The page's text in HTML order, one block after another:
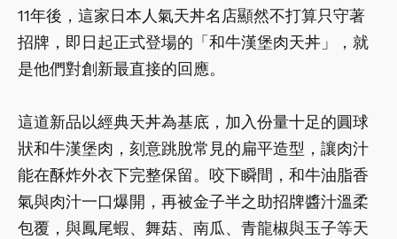
11年後，這家日本人氣天丼名店顯然不打算只守著
招牌，即日起正式登場的「和牛漢堡肉天丼」，就
是他們對創新最直接的回應。
這道新品以經典天丼為基底，加入份量十足的圓球
狀和牛漢堡肉，刻意跳脫常見的扁平造型，讓肉汁
能在酥炸外衣下完整保留。咬下瞬間，和牛油脂香
氣與肉汁一口爆開，再被金子半之助招牌醬汁溫柔
包覆，與鳳尾蝦、舞菇、南瓜、青龍椒與玉子等天